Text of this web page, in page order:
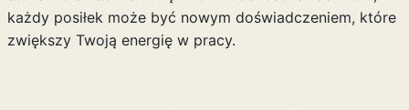
każdy posiłek może być nowym doświadczeniem, które
zwiększy Twoją energię w pracy.